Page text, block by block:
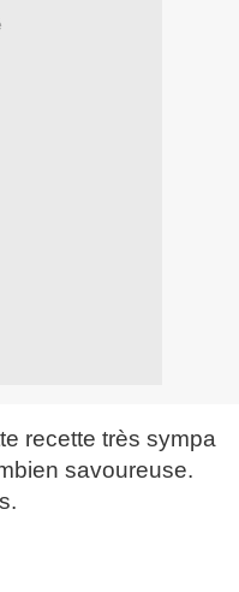
recette très sympa
savoureuse.